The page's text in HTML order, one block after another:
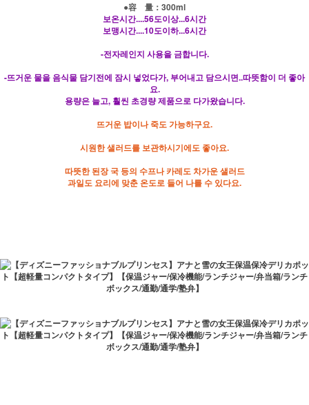
●容 量：300ml
보온시간....56도이상...6시간
보맹시간....10도이하...6시간
-전자레인지 사용을 금합니다.
-뜨거운 물을 음식물 담기전에 잠시 넣었다가, 부어내고 담으시면..따뜻함이 더 좋아
요.
용량은 늘고, 훨씬 초경량 제품으로 다가왔습니다.
뜨거운 밥이나 죽도 가능하구요.
시원한 샐러드를 보관하시기에도 좋아요.
따뜻한 된장 국 등의 수프나카레도 차가운 샐러드
과일도 요리에 맞춘온도로 들어 나를 수 있다요.